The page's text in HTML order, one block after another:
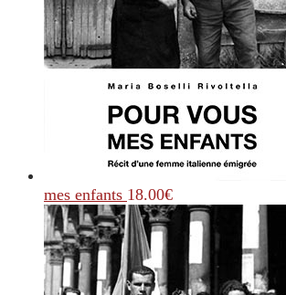
mes enfants 18.00€